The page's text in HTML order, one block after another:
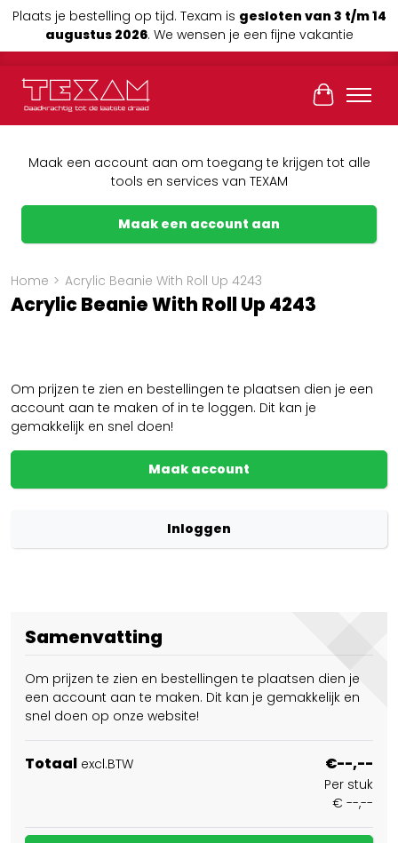
Plaats je bestelling op tijd. Texam is gesloten van 3 t/m 14
augustus 2026. We wensen je een fijne vakantie
Maak een account aan om toegang te krijgen tot alle
tools en services van TEXAM
Maak een account aan
Home > Acrylic Beanie With Roll Up 4243
Acrylic Beanie With Roll Up 4243
Om prijzen te zien en bestellingen te plaatsen dien je een
account aan te maken of in te loggen. Dit kan je
gemakkelijk en snel doen!
Maak account
Inloggen
Samenvatting
Om prijzen te zien en bestellingen te plaatsen dien je
een account aan te maken. Dit kan je gemakkelijk en
snel doen op onze website!
Totaal excl.BTW €--,--
Per stuk
€ --,--